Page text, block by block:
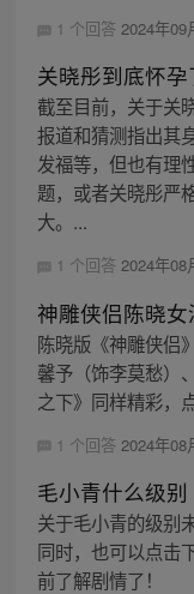
1 个回答 2024年09
关晓彤到底怀孕
截至目前，关于关
报道和猜测指出其
发福等，但也有理
题，或者关晓彤严
大。...
1 个回答 2024年08
神雕侠侣陈晓女
陈晓版《神雕侠侣
馨予（饰李莫愁）
之下》同样精彩，
1 个回答 2024年08
毛小青什么级别
关于毛小青的级别
同时，也可以点击
前了解剧情了！